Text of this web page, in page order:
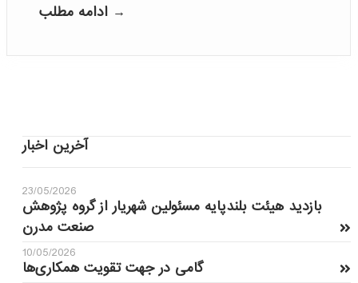
ادامه مطلب →
آخرین اخبار
23/05/2026
بازدید هیئت بلندپایه مسئولین شهریار از گروه پژوهش
صنعت مدرن
10/05/2026
گامی در جهت تقویت همکاری‌ها